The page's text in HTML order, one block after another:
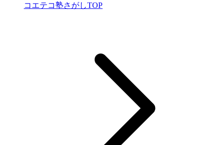
コエテコ塾さがしTOP